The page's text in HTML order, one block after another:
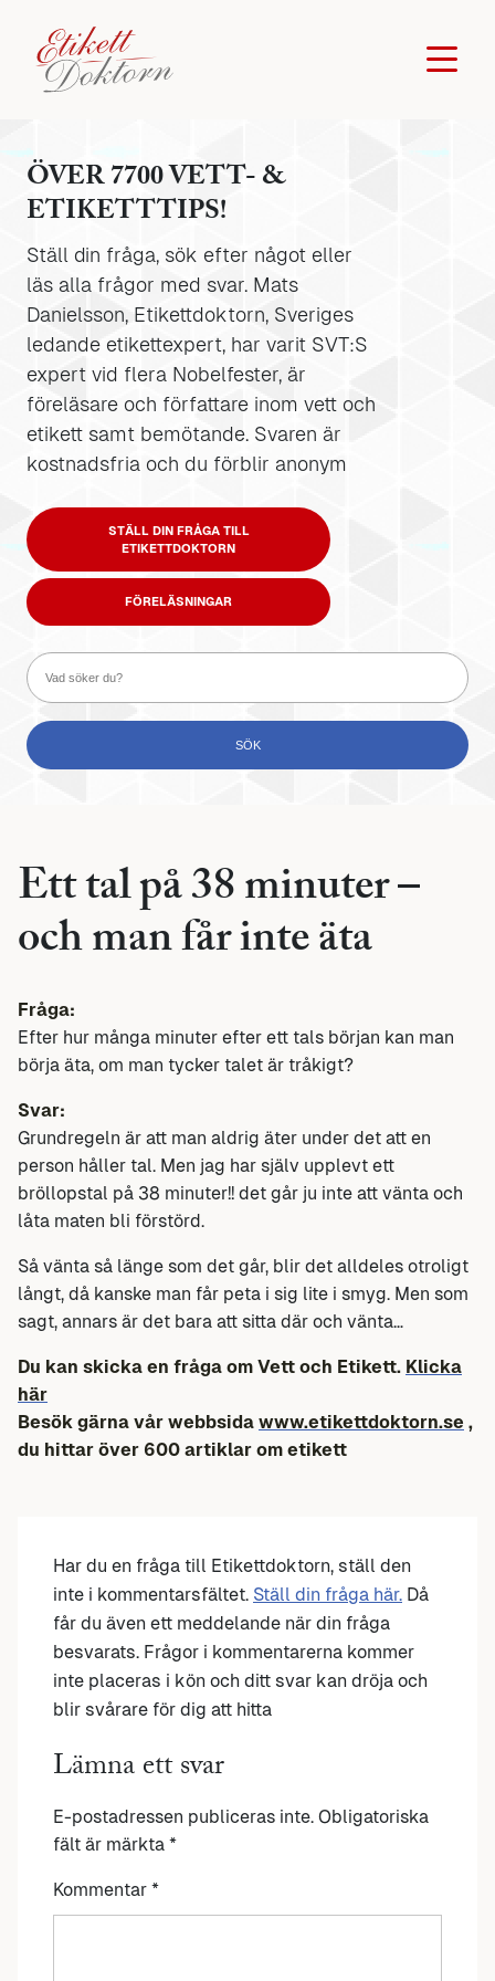
ÖVER 7700 VETT- &
ETIKETTTIPS!
Ställ din fråga, sök efter något eller
läs alla frågor med svar. Mats
Danielsson, Etikettdoktorn, Sveriges
ledande etikettexpert, har varit SVT:S
expert vid flera Nobelfester, är
föreläsare och författare inom vett och
etikett samt bemötande. Svaren är
kostnadsfria och du förblir anonym
STÄLL DIN FRÅGA TILL
ETIKETTDOKTORN
FÖRELÄSNINGAR
Ett tal på 38 minuter –
och man får inte äta
Fråga:
Efter hur många minuter efter ett tals början kan man
börja äta, om man tycker talet är tråkigt?
Svar:
Grundregeln är att man aldrig äter under det att en
person håller tal. Men jag har själv upplevt ett
bröllopstal på 38 minuter!! det går ju inte att vänta och
låta maten bli förstörd.
Så vänta så länge som det går, blir det alldeles otroligt
långt, då kanske man får peta i sig lite i smyg. Men som
sagt, annars är det bara att sitta där och vänta…
Du kan skicka en fråga om Vett och Etikett. Klicka
här
Besök gärna vår webbsida www.etikettdoktorn.se ,
du hittar över 600 artiklar om etikett
Har du en fråga till Etikettdoktorn, ställ den
inte i kommentarsfältet. Ställ din fråga här. Då
får du även ett meddelande när din fråga
besvarats. Frågor i kommentarerna kommer
inte placeras i kön och ditt svar kan dröja och
blir svårare för dig att hitta
Lämna ett svar
E-postadressen publiceras inte. Obligatoriska
fält är märkta *
Kommentar *